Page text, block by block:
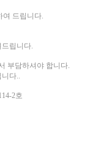
드립니다.
립니다.
부담하셔야 합니다.
다..
2호